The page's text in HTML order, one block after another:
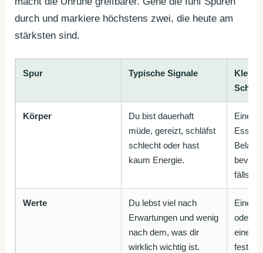
durch und markiere höchstens zwei, die heute am
stärksten sind.
Spur Typische Signale
Schritt
Körper
Du bist dauerhaft
müde, gereizt, schläfst
schlecht oder hast
kaum Energie.
Eine
bevor
fällst.
Werte
Du lebst viel nach
Erwartungen und wenig
nach dem, was dir
wirklich wichtig ist.
Eine
oder
eine
fest